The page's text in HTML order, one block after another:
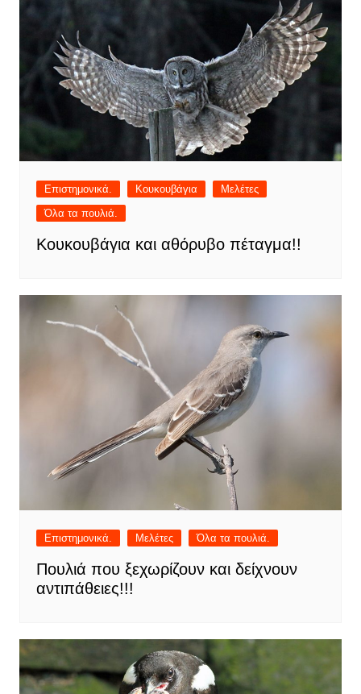
Επιστημονικά. Κουκουβάγια
Μελέτες
Όλα τα πουλιά.
Κουκουβάγια και αθόρυβο πέταγμα!!
Επιστημονικά. Μελέτες Όλα τα πουλιά.
Πουλιά που ξεχωρίζουν και δείχνουν
αντιπάθειες!!!